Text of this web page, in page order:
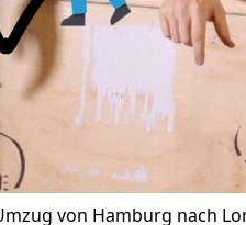
von Hamburg nach